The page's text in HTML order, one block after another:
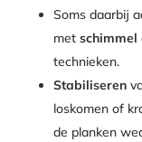
Soms daarbij
met schimmel
technieken.
Stabiliseren
loskomen of
de planken